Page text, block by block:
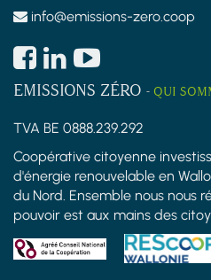
info@emissions-zero.coop
EMISSIONS ZÉRO - QUI
TVA BE 0888.239.292
Coopérative citoyenne
d'énergie renouvelable en
du Nord. Ensemble nous nous
pouvoir est aux mains des